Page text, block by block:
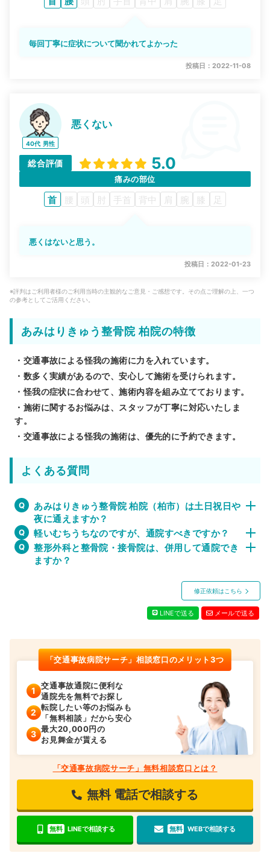
毎回丁寧に症状について聞かれてよかった
投稿日：2022-11-08
40代 男性
悪くない
総合評価 5.0
痛みの部位
首 腰 頭 肘 手首 背中 肩 腕 膝 足
悪くはないと思う。
投稿日：2022-01-23
※評判はご利用者様のご利用当時の主観的なご意見・ご感想です。その点ご理解の上、一つ
の参考としてご活用ください。
あみはりきゅう整骨院 柏院の特徴
・交通事故による怪我の施術に力を入れています。
・数多く実績があるので、安心して施術を受けられます。
・怪我の症状に合わせて、施術内容を組み立てております。
・施術に関するお悩みは、スタッフが丁寧に対応いたしま
す。
・交通事故による怪我の施術は、優先的に予約できます。
よくある質問
あみはりきゅう整骨院 柏院（柏市）は土日祝日や
夜に通えますか？
軽いむちうちなのですが、通院すべきですか？
整形外科と整骨院・接骨院は、併用して通院でき
ますか？
修正依頼はこちら
LINEで送る メールで送る
「交通事故病院サーチ」相談窓口のメリット3つ
交通事故通院に便利な
通院先を無料でお探し
転院したい等のお悩みも
「無料相談」だから安心
最大20,000円の
お見舞金が貰える
「交通事故病院サーチ」無料相談窓口とは？
無料 電話で相談する
無料 LINEで相談する 無料 WEBで相談する